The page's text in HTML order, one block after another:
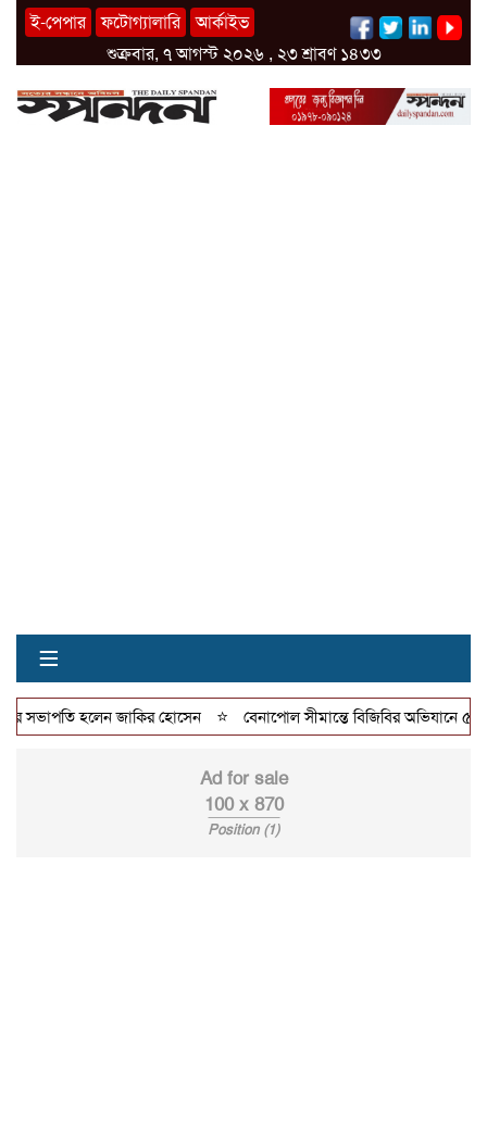
ই-পেপার ফটোগ্যালারি
আর্কাইভ
শুক্রবার, ৭ আগস্ট ২০২৬ , ২৩ শ্রাবণ ১৪৩৩
≡
সভাপতি হলেন জাকির হোসেন ⭐ বেনাপোল সীমান্তে বিজিবির অভিযানে ৫ লাখ
Ad for sale
100 x 870
Position (1)